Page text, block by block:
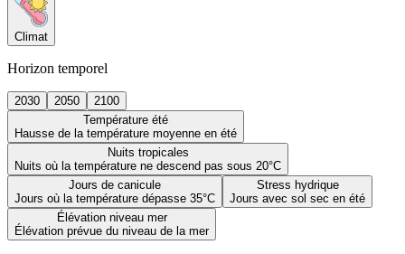
Climat
Horizon temporel
2030 2050
2100
Température été
Hausse de la température moyenne en été
Nuits tropicales
Nuits où la température ne descend pas sous 20°C
Jours de canicule
Jours où la température dépasse 35°C
Stress hydrique
Jours avec sol sec en été
Élévation niveau mer
Élévation prévue du niveau de la mer